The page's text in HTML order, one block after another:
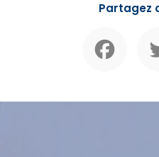
Partagez